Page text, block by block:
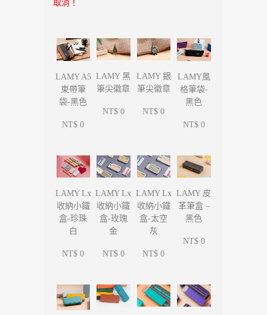
取消！
LAMY A5
束帶筆
袋-黑色
NT$ 0
LAMY 黑
筆尖徽章
NT$ 0
LAMY 銀
筆尖徽章
NT$ 0
LAMY風
格筆袋-
黑色
NT$ 0
LAMY Lx
收納小鐵
盒-珍珠
白
NT$ 0
LAMY Lx
收納小鐵
盒-玫瑰
金
NT$ 0
LAMY Lx
收納小鐵
盒-太空
灰
NT$ 0
LAMY 皮
革筆盒 –
黑色
NT$ 0